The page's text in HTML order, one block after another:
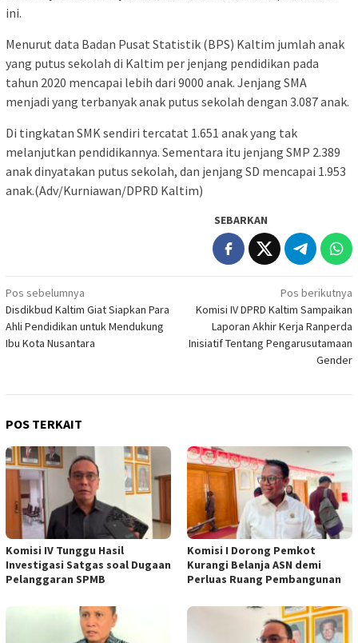
ini.
Menurut data Badan Pusat Statistik (BPS) Kaltim jumlah anak
yang putus sekolah di Kaltim per jenjang pendidikan pada
tahun 2020 mencapai lebih dari 9000 anak. Jenjang SMA
menjadi yang terbanyak anak putus sekolah dengan 3.087 anak.
Di tingkatan SMK sendiri tercatat 1.651 anak yang tak
melanjutkan pendidikannya. Sementara itu jenjang SMP 2.389
anak dinyatakan putus sekolah, dan jenjang SD mencapai 1.953
anak.(Adv/Kurniawan/DPRD Kaltim)
SEBARKAN
Navigasi
pos
Pos sebelumnya
Disdikbud Kaltim Giat Siapkan Para
Ahli Pendidikan untuk Mendukung
Ibu Kota Nusantara
Pos berikutnya
Komisi IV DPRD Kaltim Sampaikan
Laporan Akhir Kerja Ranperda
Inisiatif Tentang Pengarusutamaan
Gender
POS TERKAIT
Komisi IV Tunggu Hasil
Investigasi Satgas soal Dugaan
Pelanggaran SPMB
Komisi I Dorong Pemkot
Kurangi Belanja ASN demi
Perluas Ruang Pembangunan